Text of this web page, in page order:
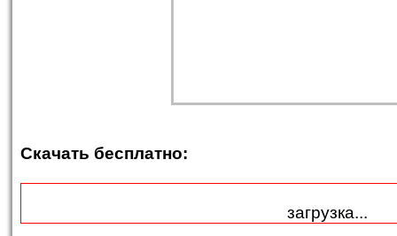
Скачать бесплатно:
загрузка...